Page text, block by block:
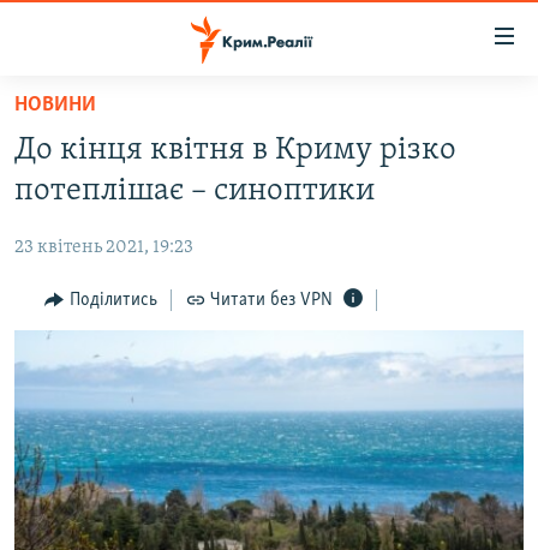
Перейти
основного
матеріалу
до
навігації
Перейти
до
ВОДА.КРИМ
ПОЛІТИКА
БЛОГИ
ПОГЛЯД
ВСЕ ЗА ДЕНЬ
СПЕЦПРОЕКТИ
ДЕПОРТАЦІЯ
ЯК ОБІЙТИ БЛОКУВАННЯ
НОВИНИ
До кінця квітня в Криму різко
потеплішає – синоптики
23 квітень 2021, 19:23
Поділитись Читати без VPN